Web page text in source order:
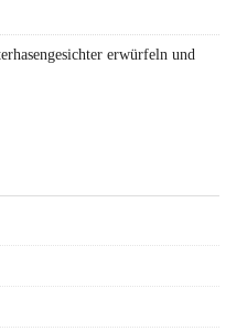
erwürfeln und